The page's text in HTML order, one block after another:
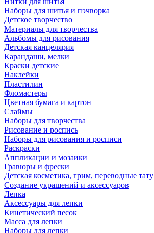
Наборы для шитья и пэчворка
Детское творчество
Материалы для творчества
Альбомы для рисования
Детская канцелярия
Карандаши, мелки
Краски детские
Наклейки
Пластилин
Фломастеры
Цветная бумага и картон
Слаймы
Наборы для творчества
Рисование и роспись
Наборы для рисования и росписи
Раскраски
Аппликации и мозаики
Гравюры и фрески
Детская косметика, грим, переводные тату
Создание украшений и аксессуаров
Лепка
Аксессуары для лепки
Кинетический песок
Масса для лепки
Наборы для лепки